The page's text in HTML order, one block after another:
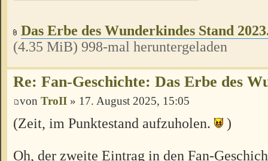
Das Erbe des Wunderkindes Stand
(4.35 MiB) 998-mal heruntergeladen
Re: Fan-Geschichte: Das Erbe des
von TroII » 17. August 2025, 15:05
(Zeit, im Punktestand aufzuholen.
)
Oh, der zweite Eintrag in den Fan-